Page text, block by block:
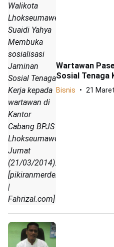
Walikota
Lhokseumawe,
Suaidi Yahya
Membuka
sosialisasi
Jaminan
Sosial Tenaga
Kerja kepada
wartawan di
Kantor
Cabang BPJS
Lhokseumawe,
Jumat
(21/03/2014).
[pikiranmerdeka.com
|
Fahrizal.com]
Wartawan
Sosial Tenaga
Bisnis 21